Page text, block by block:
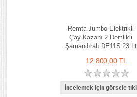
Remta Jumbo Elektrikli
Çay Kazanı 2 Demlikli
Şamandıralı DE11S 23 Lt
12.800,00 TL